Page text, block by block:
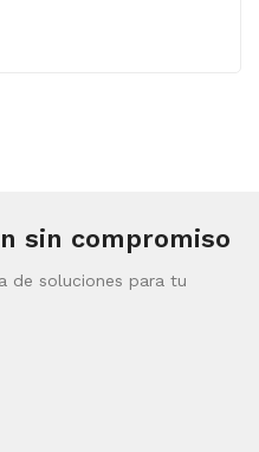
sin compromiso
de soluciones para tu